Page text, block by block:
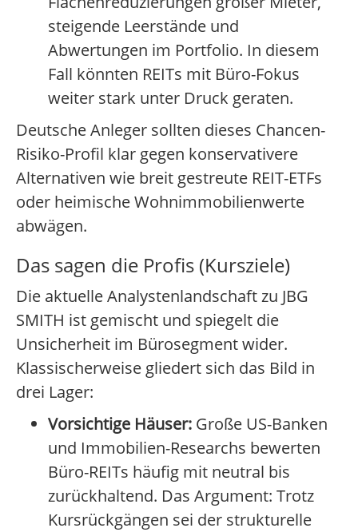
steigende Leerstände und
Abwertungen im Portfolio. In diesem
Fall könnten REITs mit Büro-Fokus
weiter stark unter Druck geraten.
Deutsche Anleger sollten dieses Chancen-
Risiko-Profil klar gegen konservativere
Alternativen wie breit gestreute REIT-ETFs
oder heimische Wohnimmobilienwerte
abwägen.
Das sagen die Profis (Kursziele)
Die aktuelle Analystenlandschaft zu JBG
SMITH ist gemischt und spiegelt die
Unsicherheit im Bürosegment wider.
Klassischerweise gliedert sich das Bild in
drei Lager:
Vorsichtige Häuser: Große US-Banken
und Immobilien-Researchs bewerten
Büro-REITs häufig mit neutral bis
zurückhaltend. Das Argument: Trotz
Kursrückgängen sei der strukturelle